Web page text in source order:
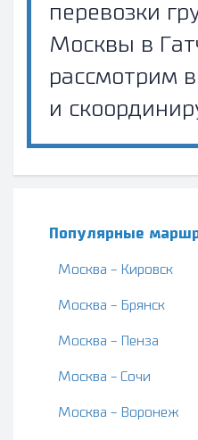
перевозки
Москвы в
рассмотрим
и
Популярные
Москва - Кировск
Москва - Брянск
Москва - Пенза
Москва - Сочи
Москва - Воронеж